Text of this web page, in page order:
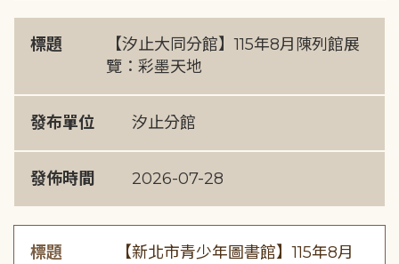
標題
【汐止大同分館】115年8月陳列館展
覽：彩墨天地
發布單位 汐止分館
發佈時間 2026-07-28
標題
【新北市青少年圖書館】115年8月